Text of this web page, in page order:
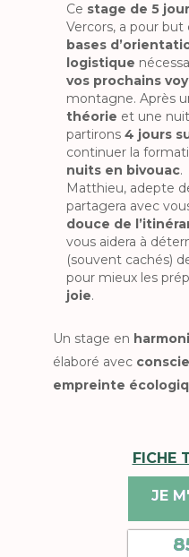
Ce stage de 5
Vercors, a pour
bases
logistique
vos prochains
montagne. Après
théorie et une
partirons 4 jours
continuer la
nuits en bivouac.
Matthieu, adepte
partagera avec
douce de
vous aidera à
(souvent cachés)
pour mieux les
joie.
Un stage en
élaboré avec
empreinte
FICHE
JE